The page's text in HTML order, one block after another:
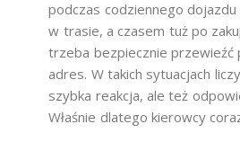
podczas codziennego
w trasie, a czasem tuż po
trzeba bezpiecznie przewieźć
adres. W takich sytuacjach
szybka reakcja, ale też
Właśnie dlatego kierowcy